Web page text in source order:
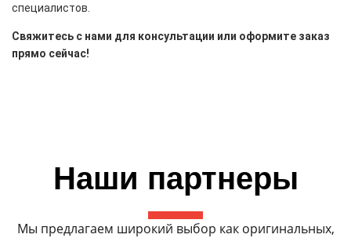
специалистов.
Свяжитесь с нами для консультации или оформите заказ
прямо сейчас!
Наши партнеры
Мы предлагаем широкий выбор как оригинальных,